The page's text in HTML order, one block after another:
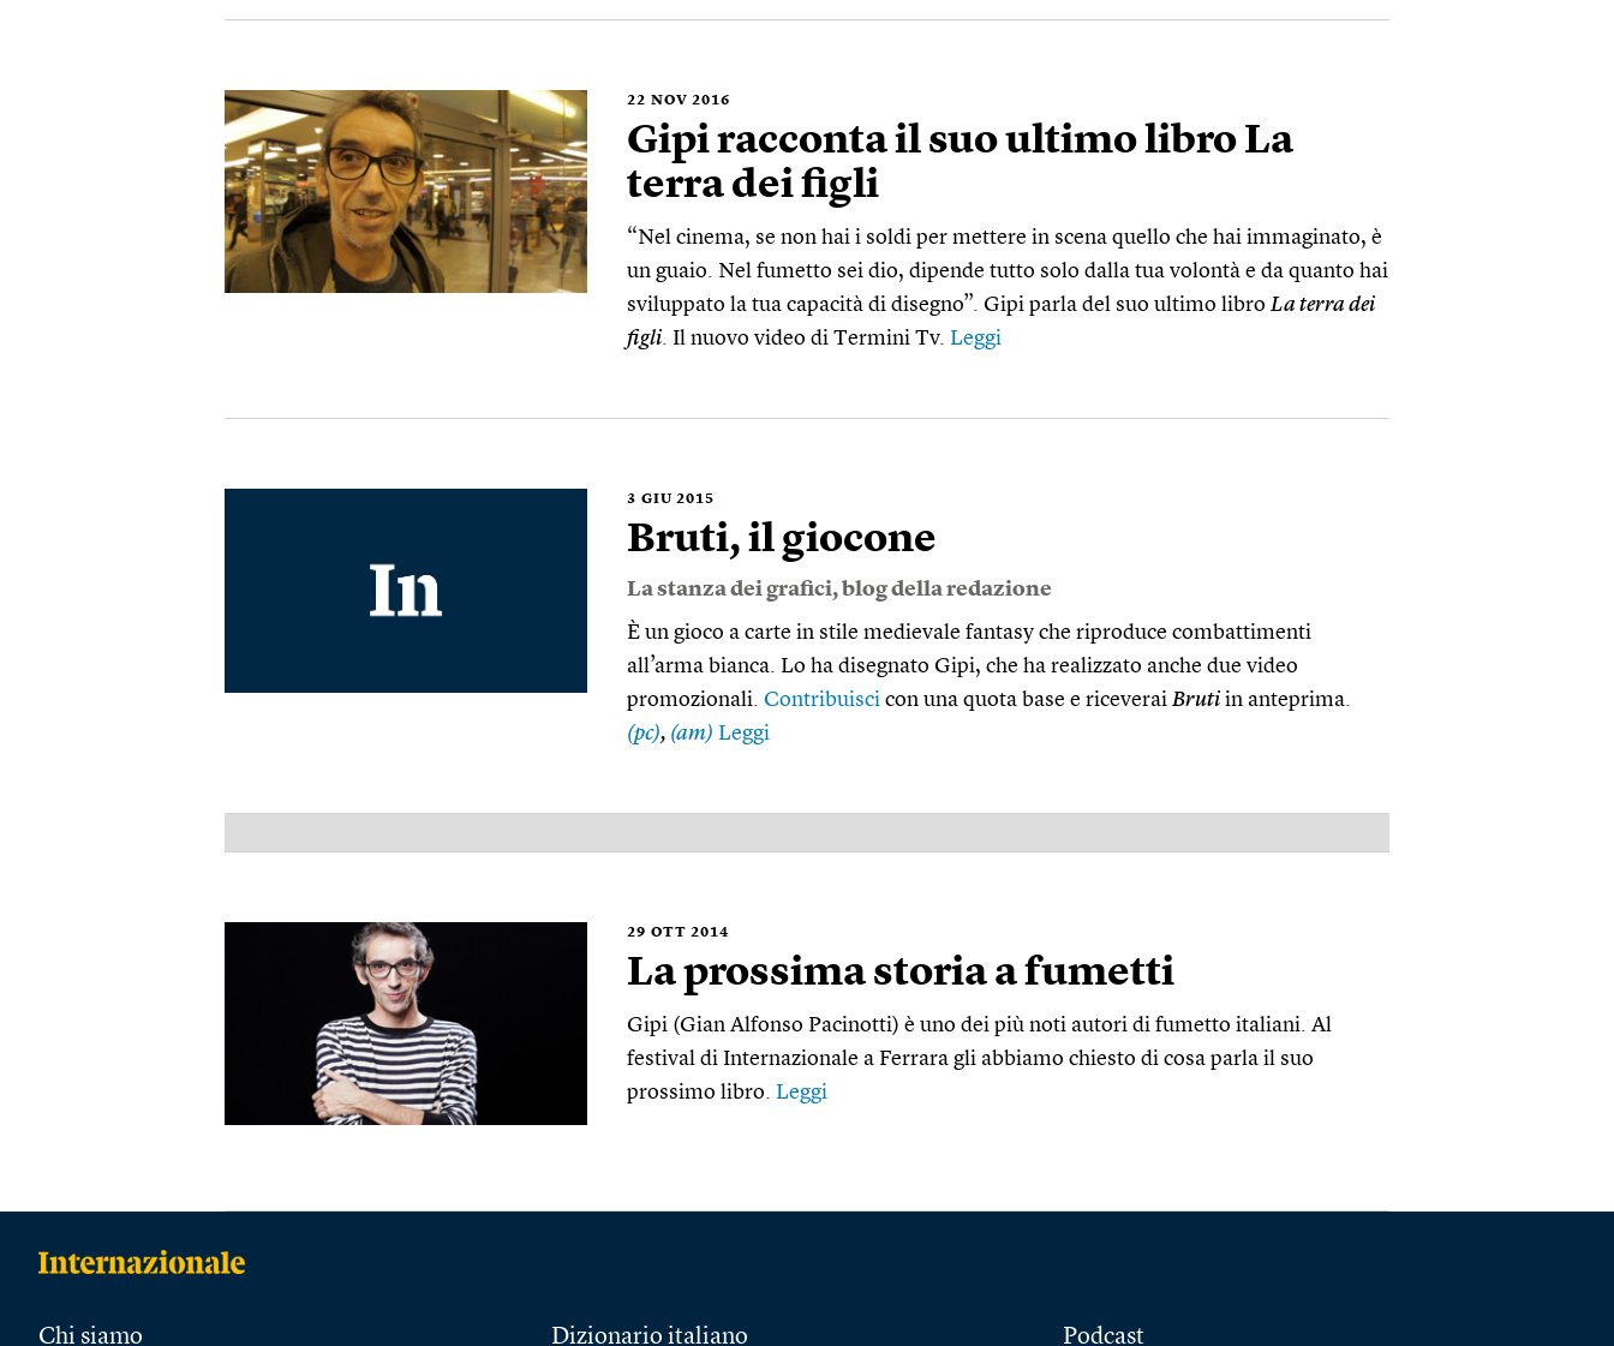
22 NOV 2016
Gipi racconta il suo ultimo libro La
terra dei figli
“Nel cinema, se non hai i soldi per mettere in scena quello che hai immaginato, è
un guaio. Nel fumetto sei dio, dipende tutto solo dalla tua volontà e da quanto hai
sviluppato la tua capacità di disegno”. Gipi parla del suo ultimo libro La terra dei
figli. Il nuovo video di Termini Tv. Leggi
3 GIU 2015
Bruti, il giocone
La stanza dei grafici, blog della redazione
È un gioco a carte in stile medievale fantasy che riproduce combattimenti
all’arma bianca. Lo ha disegnato Gipi, che ha realizzato anche due video
promozionali. Contribuisci con una quota base e riceverai Bruti in anteprima.
(pc), (am) Leggi
29 OTT 2014
La prossima storia a fumetti
Gipi (Gian Alfonso Pacinotti) è uno dei più noti autori di fumetto italiani. Al
festival di Internazionale a Ferrara gli abbiamo chiesto di cosa parla il suo
prossimo libro. Leggi
Chi siamo Dizionario italiano Podcast